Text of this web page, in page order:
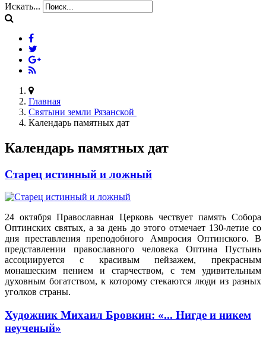
Искать...
Главная
Святыни земли Рязанской
Календарь памятных дат
Календарь памятных дат
Старец истинный и ложный
24 октября Православная Церковь чествует память Собора
Оптинских святых, а за день до этого отмечает 130-летие со
дня преставления преподобного Амвросия Оптинского. В
представлении православного человека Оптина Пустынь
ассоциируется с красивым пейзажем, прекрасным
монашеским пением и старчеством, с тем удивительным
духовным богатством, к которому стекаются люди из разных
уголков страны.
Художник Михаил Бровкин: «... Нигде и никем
неученый»